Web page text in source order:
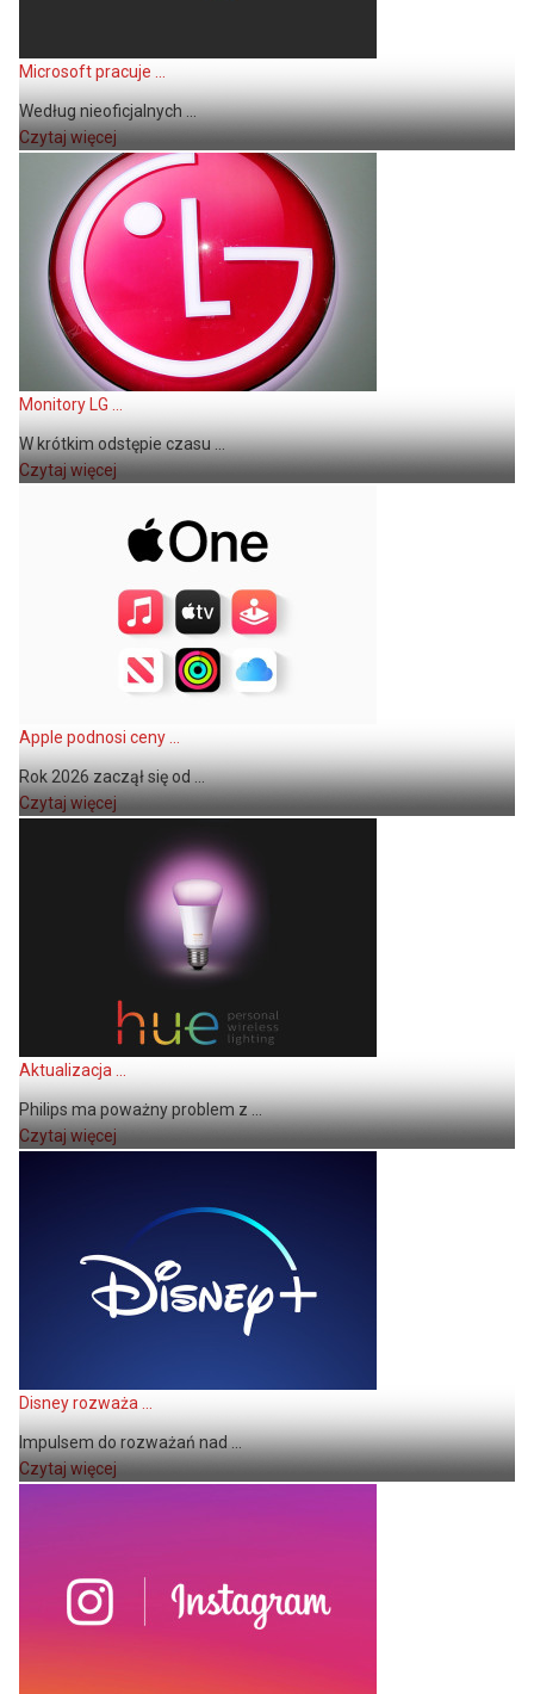
Microsoft pracuje ...
Według nieoficjalnych ...
Czytaj więcej
Monitory LG ...
W krótkim odstępie czasu ...
Czytaj więcej
Apple podnosi ceny ...
Rok 2026 zaczął się od ...
Czytaj więcej
Aktualizacja ...
Philips ma poważny problem z ...
Czytaj więcej
Disney rozważa ...
Impulsem do rozważań nad ...
Czytaj więcej